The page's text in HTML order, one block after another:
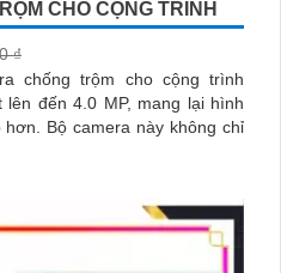
CHO CỘNG TRÌNH
₫
chống trộm cho cộng trình
đến 4.0 MP, mang lại hình
chỉ